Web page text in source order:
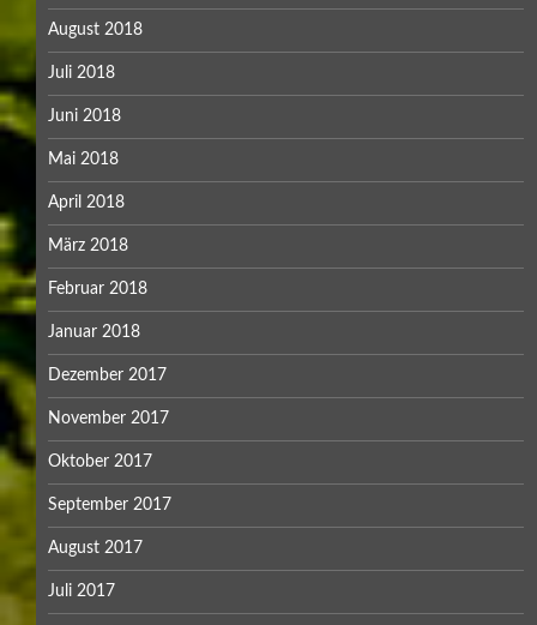
August 2018
Juli 2018
Juni 2018
Mai 2018
April 2018
März 2018
Februar 2018
Januar 2018
Dezember 2017
November 2017
Oktober 2017
September 2017
August 2017
Juli 2017